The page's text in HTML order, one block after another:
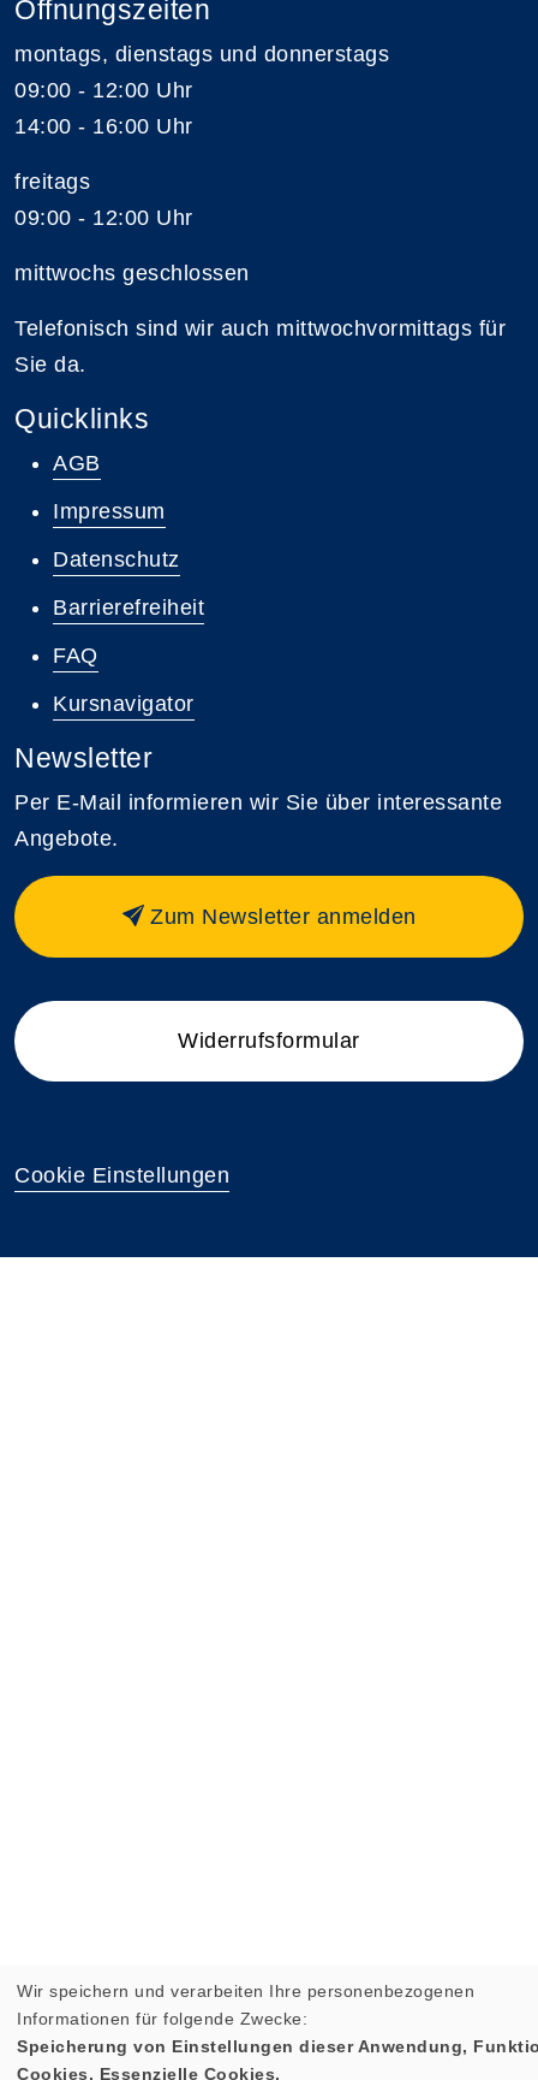
Öffnungszeiten
montags, dienstags und donnerstags
09:00 - 12:00 Uhr
14:00 - 16:00 Uhr
freitags
09:00 - 12:00 Uhr
mittwochs geschlossen
Telefonisch sind wir auch mittwochvormittags für
Sie da.
Quicklinks
AGB
Impressum
Datenschutz
Barrierefreiheit
FAQ
Kursnavigator
Newsletter
Per E-Mail informieren wir Sie über interessante
Angebote.
Zum Newsletter anmelden
Widerrufsformular
Cookie Einstellungen
Wir speichern und verarbeiten Ihre personenbezogenen
Informationen für folgende Zwecke:
Speicherung von Einstellungen dieser Anwendung,
Cookies, Essenzielle Cookies.